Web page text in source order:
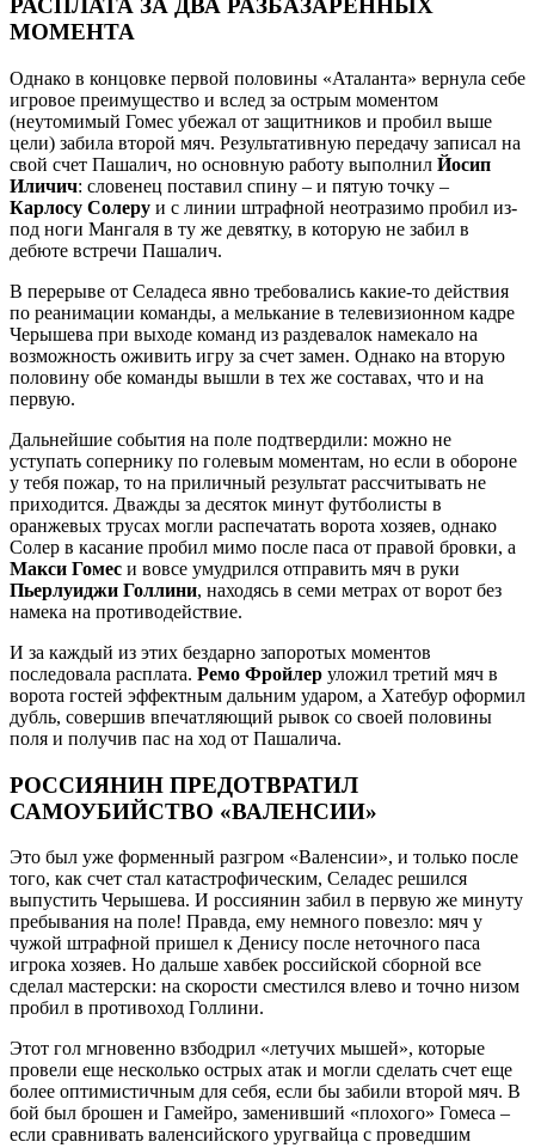
РАСПЛАТА ЗА ДВА РАЗБАЗАРЕННЫХ
МОМЕНТА
Однако в концовке первой половины «Аталанта» вернула себе
игровое преимущество и вслед за острым моментом
(неутомимый Гомес убежал от защитников и пробил выше
цели) забила второй мяч. Результативную передачу записал на
свой счет Пашалич, но основную работу выполнил Йосип
Иличич: словенец поставил спину – и пятую точку –
Карлосу Солеру и с линии штрафной неотразимо пробил из-
под ноги Мангаля в ту же девятку, в которую не забил в
дебюте встречи Пашалич.
В перерыве от Селадеса явно требовались какие-то действия
по реанимации команды, а мелькание в телевизионном кадре
Черышева при выходе команд из раздевалок намекало на
возможность оживить игру за счет замен. Однако на вторую
половину обе команды вышли в тех же составах, что и на
первую.
Дальнейшие события на поле подтвердили: можно не
уступать сопернику по голевым моментам, но если в обороне
у тебя пожар, то на приличный результат рассчитывать не
приходится. Дважды за десяток минут футболисты в
оранжевых трусах могли распечатать ворота хозяев, однако
Солер в касание пробил мимо после паса от правой бровки, а
Макси Гомес и вовсе умудрился отправить мяч в руки
Пьерлуиджи Голлини, находясь в семи метрах от ворот без
намека на противодействие.
И за каждый из этих бездарно запоротых моментов
последовала расплата. Ремо Фройлер уложил третий мяч в
ворота гостей эффектным дальним ударом, а Хатебур оформил
дубль, совершив впечатляющий рывок со своей половины
поля и получив пас на ход от Пашалича.
РОССИЯНИН ПРЕДОТВРАТИЛ
САМОУБИЙСТВО «ВАЛЕНСИИ»
Это был уже форменный разгром «Валенсии», и только после
того, как счет стал катастрофическим, Селадес решился
выпустить Черышева. И россиянин забил в первую же минуту
пребывания на поле! Правда, ему немного повезло: мяч у
чужой штрафной пришел к Денису после неточного паса
игрока хозяев. Но дальше хавбек российской сборной все
сделал мастерски: на скорости сместился влево и точно низом
пробил в противоход Голлини.
Этот гол мгновенно взбодрил «летучих мышей», которые
провели еще несколько острых атак и могли сделать счет еще
более оптимистичным для себя, если бы забили второй мяч. В
бой был брошен и Гамейро, заменивший «плохого» Гомеса –
если сравнивать валенсийского уругвайца с проведшим